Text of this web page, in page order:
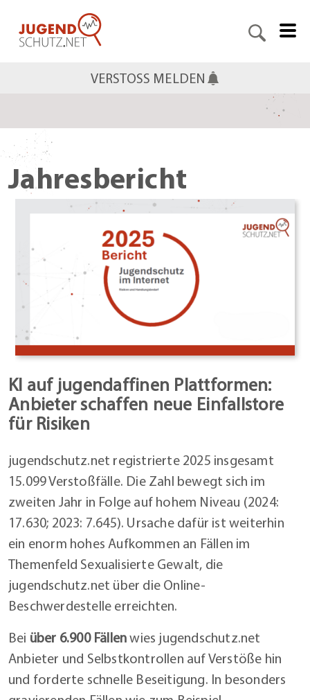
VERSTOSS MELDEN
Jahresbericht
KI auf jugendaffinen Plattformen:
Anbieter schaffen neue Einfallstore
für Risiken
jugendschutz.net registrierte 2025 insgesamt
15.099 Verstoßfälle. Die Zahl bewegt sich im
zweiten Jahr in Folge auf hohem Niveau (2024:
17.630; 2023: 7.645). Ursache dafür ist weiterhin
ein enorm hohes Aufkommen an Fällen im
Themenfeld Sexualisierte Gewalt, die
jugendschutz.net über die Online-
Beschwerdestelle erreichten.
Bei über 6.900 Fällenwies jugendschutz.net
Anbieter und Selbstkontrollen auf Verstöße hin
und forderte schnelle Beseitigung. In besonders